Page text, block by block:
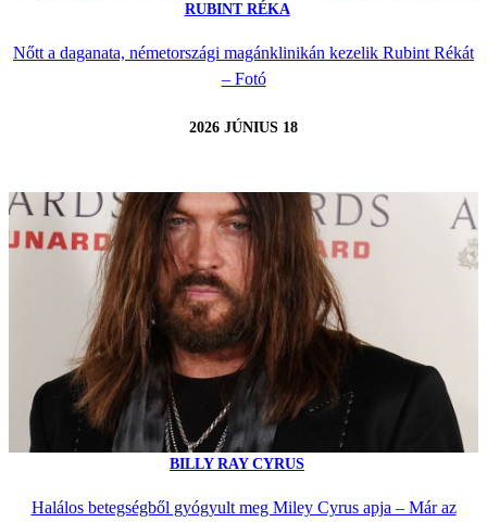
RUBINT RÉKA
Nőtt a daganata, németországi magánklinikán kezelik Rubint Rékát
– Fotó
2026 JÚNIUS 18
BILLY RAY CYRUS
Halálos betegségből gyógyult meg Miley Cyrus apja – Már az